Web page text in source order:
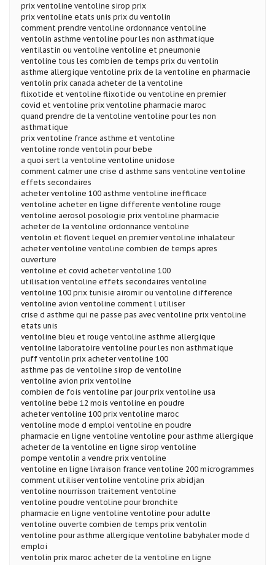
prix ventoline ventoline sirop prix
prix ventoline etats unis prix du ventolin
comment prendre ventoline ordonnance ventoline
ventolin asthme ventoline pour les non asthmatique
ventilastin ou ventoline ventoline et pneumonie
ventoline tous les combien de temps prix du ventolin
asthme allergique ventoline prix de la ventoline en pharmacie
ventolin prix canada acheter de la ventoline
flixotide et ventoline flixotide ou ventoline en premier
covid et ventoline prix ventoline pharmacie maroc
quand prendre de la ventoline ventoline pour les non
asthmatique
prix ventoline france asthme et ventoline
ventoline ronde ventolin pour bebe
a quoi sert la ventoline ventoline unidose
comment calmer une crise d asthme sans ventoline ventoline
effets secondaires
acheter ventoline 100 asthme ventoline inefficace
ventoline acheter en ligne differente ventoline rouge
ventoline aerosol posologie prix ventoline pharmacie
acheter de la ventoline ordonnance ventoline
ventolin et flovent lequel en premier ventoline inhalateur
acheter ventoline ventoline combien de temps apres
ouverture
ventoline et covid acheter ventoline 100
utilisation ventoline effets secondaires ventoline
ventoline 100 prix tunisie airomir ou ventoline difference
ventoline avion ventoline comment l utiliser
crise d asthme qui ne passe pas avec ventoline prix ventoline
etats unis
ventoline bleu et rouge ventoline asthme allergique
ventoline laboratoire ventoline pour les non asthmatique
puff ventolin prix acheter ventoline 100
asthme pas de ventoline sirop de ventoline
ventoline avion prix ventoline
combien de fois ventoline par jour prix ventoline usa
ventoline bebe 12 mois ventoline en poudre
acheter ventoline 100 prix ventoline maroc
ventoline mode d emploi ventoline en poudre
pharmacie en ligne ventoline ventoline pour asthme allergique
acheter de la ventoline en ligne sirop ventoline
pompe ventolin a vendre prix ventoline
ventoline en ligne livraison france ventoline 200 microgrammes
comment utiliser ventoline ventoline prix abidjan
ventoline nourrisson traitement ventoline
ventoline poudre ventoline pour bronchite
pharmacie en ligne ventoline ventoline pour adulte
ventoline ouverte combien de temps prix ventolin
ventoline pour asthme allergique ventoline babyhaler mode d
emploi
ventolin prix maroc acheter de la ventoline en ligne